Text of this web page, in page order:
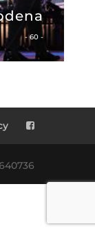
- 60 -